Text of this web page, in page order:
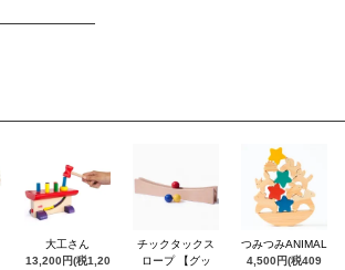
大工さん
13,200円(税1,20
チックタックス
ロープ 【グッ
つみつみANIMAL
4,500円(税409